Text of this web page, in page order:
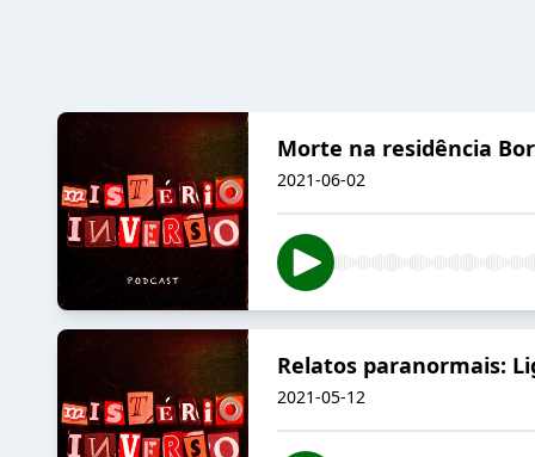
Morte na residência
2021-06-02
Relatos paranormais:
2021-05-12